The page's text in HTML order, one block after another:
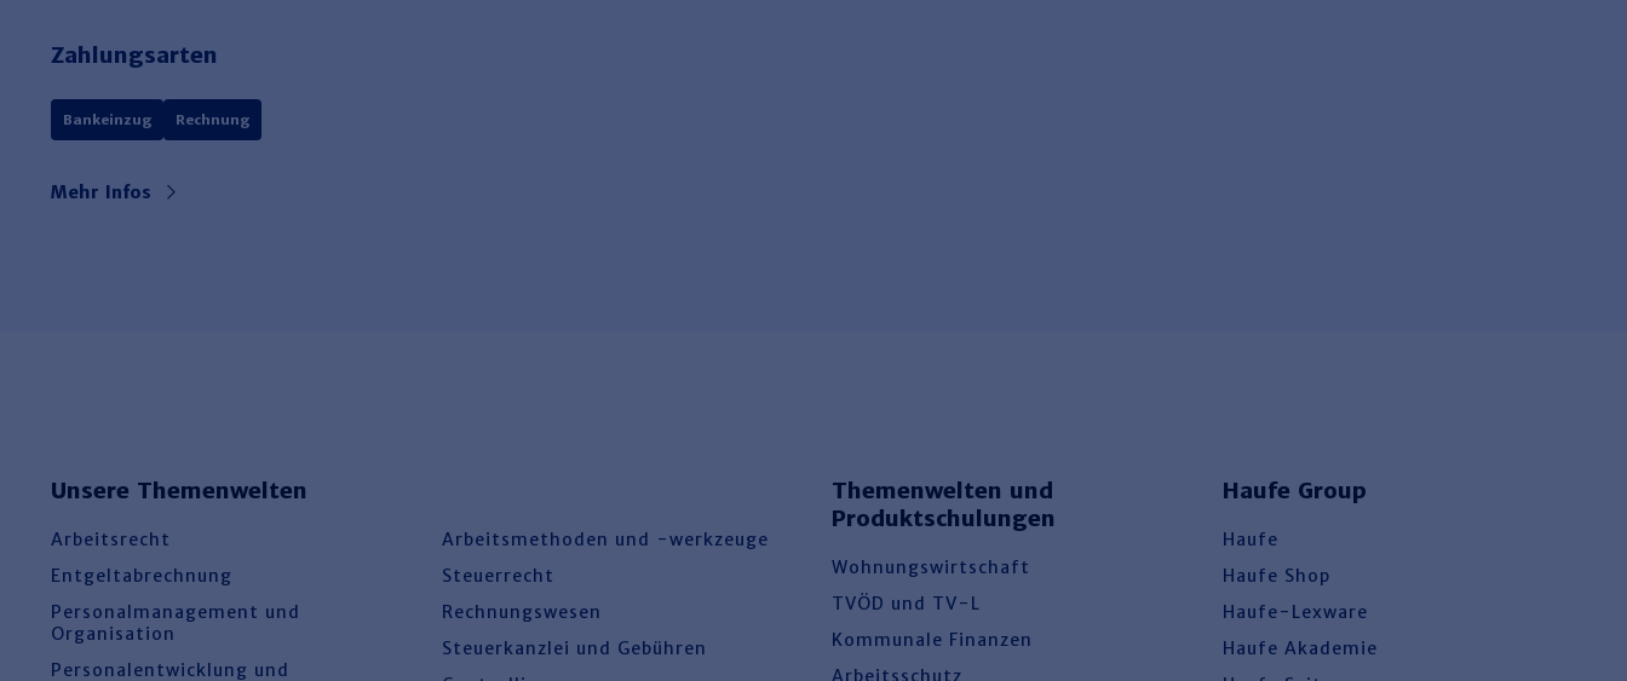
Zahlungsarten
Bankeinzug Rechnung
Mehr Infos
Unsere Themenwelten
Arbeitsrecht
Entgeltabrechnung
Personalmanagement und
Organisation
Personalentwicklung und
Arbeitsmethoden und -werkzeuge
Steuerrecht
Rechnungswesen
Steuerkanzlei und Gebühren
Themenwelten und
Produktschulungen
Wohnungswirtschaft
TVÖD und TV-L
Kommunale Finanzen
Arbeitsschutz
Haufe Group
Haufe
Haufe Shop
Haufe-Lexware
Haufe Akademie